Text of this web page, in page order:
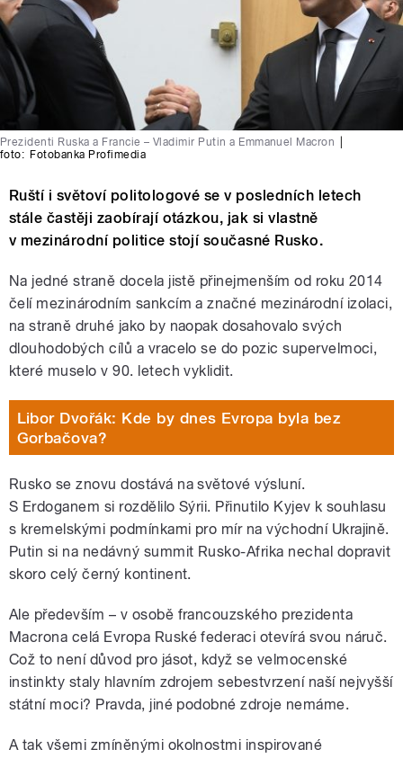
Prezidenti Ruska a Francie – Vladimir Putin a Emmanuel Macron
foto: Fotobanka Profimedia
Ruští i světoví politologové se v posledních letech
stále častěji zaobírají otázkou, jak si vlastně
v mezinárodní politice stojí současné Rusko.
Na jedné straně docela jistě přinejmenším od roku 2014
čelí mezinárodním sankcím a značné mezinárodní izolaci,
na straně druhé jako by naopak dosahovalo svých
dlouhodobých cílů a vracelo se do pozic supervelmoci,
které muselo v 90. letech vyklidit.
Libor Dvořák: Kde by dnes Evropa byla bez
Gorbačova?
Rusko se znovu dostává na světové výsluní.
S Erdoganem si rozdělilo Sýrii. Přinutilo Kyjev k souhlasu
s kremelskými podmínkami pro mír na východní Ukrajině.
Putin si na nedávný summit Rusko-Afrika nechal dopravit
skoro celý černý kontinent.
Ale především – v osobě francouzského prezidenta
Macrona celá Evropa Ruské federaci otevírá svou náruč.
Což to není důvod pro jásot, když se velmocenské
instinkty staly hlavním zdrojem sebestvrzení naší nejvyšší
státní moci? Pravda, jiné podobné zdroje nemáme.
A tak všemi zmíněnými okolnostmi inspirované